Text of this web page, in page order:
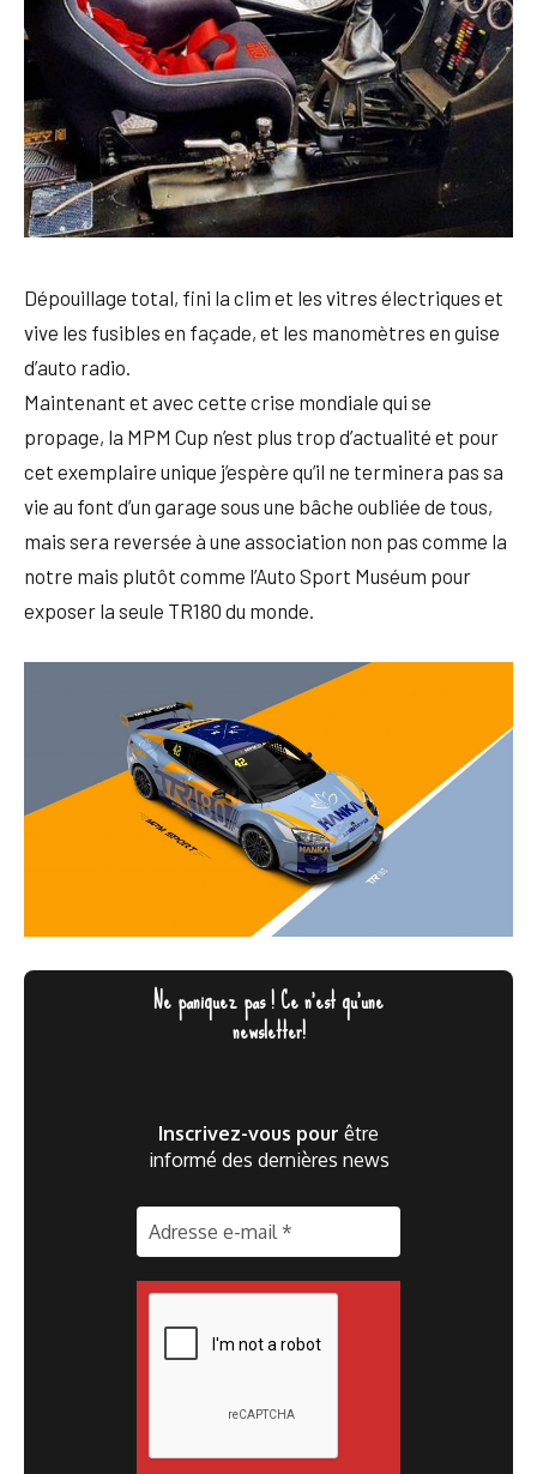
Dépouillage total, fini la clim et les vitres électriques et
vive les fusibles en façade, et les manomètres en guise
d’auto radio.
Maintenant et avec cette crise mondiale qui se
propage, la MPM Cup n’est plus trop d’actualité et pour
cet exemplaire unique j’espère qu’il ne terminera pas sa
vie au font d’un garage sous une bâche oubliée de tous,
mais sera reversée à une association non pas comme la
notre mais plutôt comme l’Auto Sport Muséum pour
exposer la seule TR180 du monde.
Ne paniquez pas ! Ce n'est qu'une
newsletter!
Inscrivez-vous pour être
informé des dernières news